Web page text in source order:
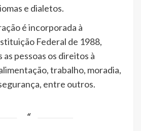
e dialetos.
é incorporada à
Federal de 1988,
pessoas os direitos à
trabalho, moradia,
entre outros.